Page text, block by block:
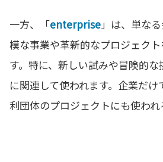
一方、「enterprise」は、単な
模な事業や革新的なプロジェク
す。特に、新しい試みや冒険的
に関連して使われます。企業だ
利団体のプロジェクトにも使われ